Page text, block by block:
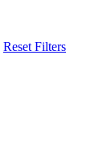
Reset Filters